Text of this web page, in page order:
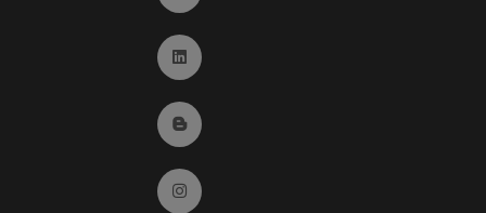
Ir a Linkedin (abre en ventana nueva)
Ir al Blog (abre en ventana nueva)
Ir a Instagram (abre en ventana nueva)